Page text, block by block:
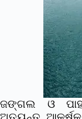
ଜଙ୍ଗଲ ଓ